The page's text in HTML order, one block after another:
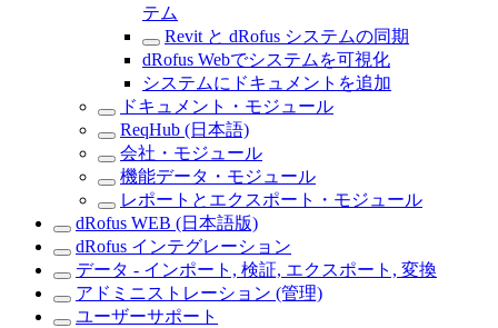
テム
Revit と dRofus システムの同期
dRofus Webでシステムを可視化
システムにドキュメントを追加
ドキュメント・モジュール
ReqHub (日本語)
会社・モジュール
機能データ・モジュール
レポートとエクスポート・モジュール
dRofus WEB (日本語版)
dRofus インテグレーション
データ - インポート, 検証, エクスポート, 変換
アドミニストレーション (管理)
ユーザーサポート